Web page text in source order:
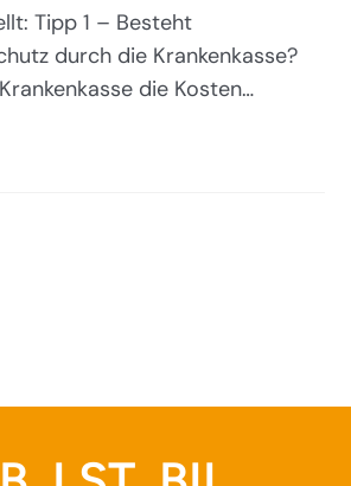
Tipp 1 – Besteht
durch die Krankenkasse?
die Kosten…